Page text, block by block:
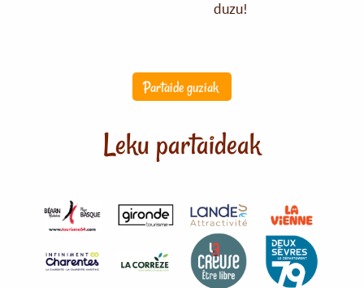
duzu!
Partaide guziak
Leku partaideak